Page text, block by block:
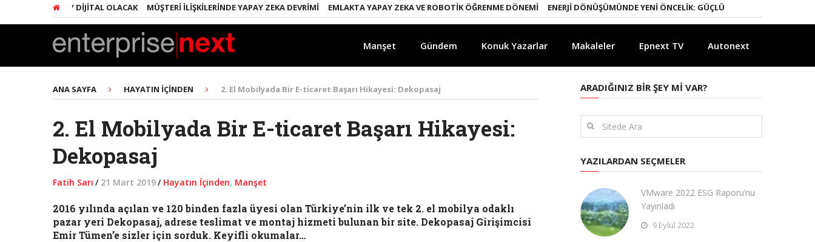
HER ŞEY DIJITAL OLACAK MÜŞTERI İLIŞKILERINDE YAPAY ZEKA DEVRIMI EMLAKTA YAPAY ZEKA VE ROBOTIK ÖĞRENME DÖNEMI ENERJI DÖNÜŞÜMÜNDE YENI ÖNCELIK: GÜÇLÜ ELEKTRIK ŞEBEKELERI
Manşet Gündem Konuk Yazarlar Makaleler Epnext TV Autonext
ANA SAYFA HAYATIN İÇINDEN 2. El Mobilyada Bir E-ticaret Başarı Hikayesi: Dekopasaj
2. El Mobilyada Bir E-ticaret Başarı Hikayesi:
Dekopasaj
Fatih Sarı / 21 Mart 2019/ Hayatın İçinden, Manşet
2016 yılında açılan ve 120 binden fazla üyesi olan Türkiye’nin ilk ve tek 2. el mobilya odaklı
pazar yeri Dekopasaj, adrese teslimat ve montaj hizmeti bulunan bir site. Dekopasaj Girişimcisi
Emir Tümen’e sizler için sorduk. Keyifli okumalar…
ARADIĞINIZ BIR ŞEY MI VAR?
YAZILARDAN SEÇMELER
VMware 2022 ESG Raporu’nu
Yayınladı
9 Eylül 2022